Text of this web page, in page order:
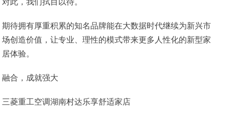
对此，我们拭目以待。
期待拥有厚重积累的知名品牌能在大数据时代继续为新兴市
场创造价值，让专业、理性的模式带来更多人性化的新型家
居体验。
融合，成就强大
三菱重工空调湖南村达乐享舒适家店